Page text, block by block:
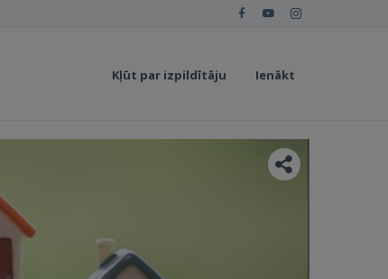
Kļūt par izpildītāju Ienākt